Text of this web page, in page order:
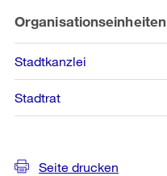
Organisationseinheiten
Stadtkanzlei
Stadtrat
Seite drucken